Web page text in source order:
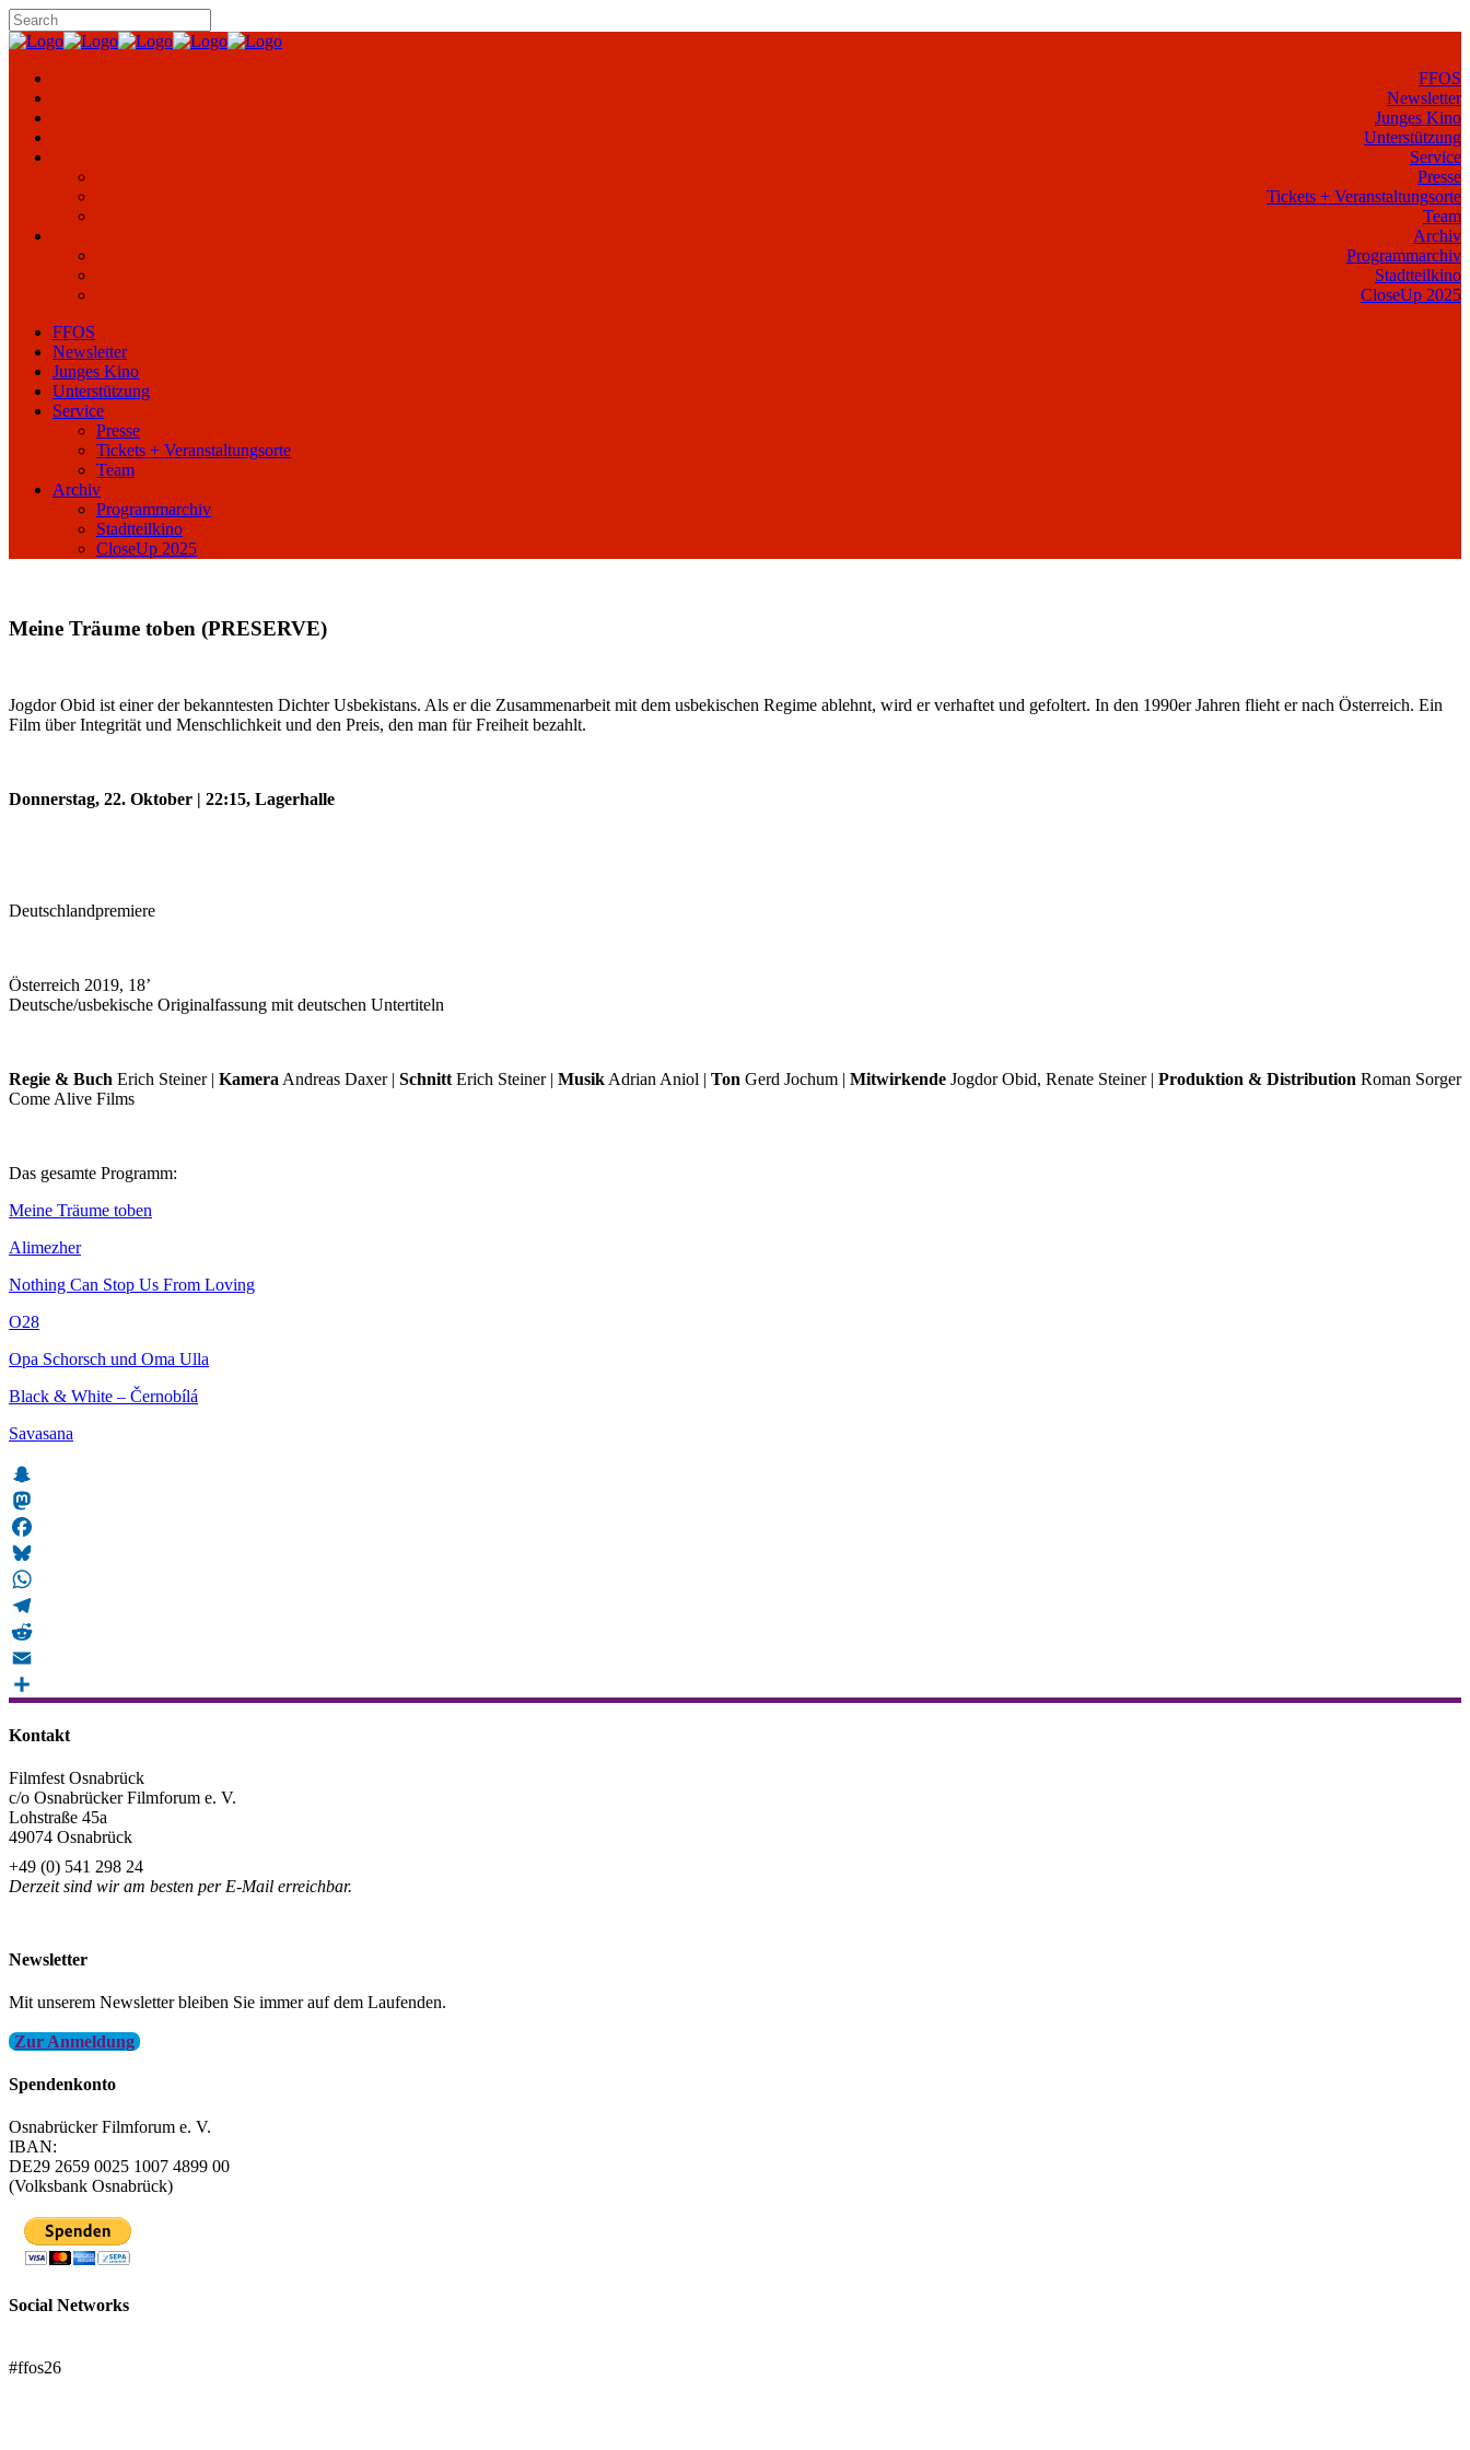
FFOS
Newsletter
Junges Kino
Unterstützung
Service
Presse
Tickets + Veranstaltungsorte
Team
Archiv
Programmarchiv
Stadtteilkino
CloseUp 2025
FFOS
Newsletter
Junges Kino
Unterstützung
Service
Presse
Tickets + Veranstaltungsorte
Team
Archiv
Programmarchiv
Stadtteilkino
CloseUp 2025
Meine Träume toben (PRESERVE)
Jogdor Obid ist einer der bekanntesten Dichter Usbekistans. Als er die Zusammenarbeit mit dem usbekischen Regime ablehnt, wird er verhaftet und gefoltert. In den 1990er Jahren flieht er nach Österreich. Ein
Film über Integrität und Menschlichkeit und den Preis, den man für Freiheit bezahlt.
Donnerstag, 22. Oktober | 22:15, Lagerhalle
Deutschlandpremiere
Österreich 2019, 18’
Deutsche/usbekische Originalfassung mit deutschen Untertiteln
Regie & Buch Erich Steiner | Kamera Andreas Daxer | Schnitt Erich Steiner | Musik Adrian Aniol | Ton Gerd Jochum | Mitwirkende Jogdor Obid, Renate Steiner | Produktion & Distribution Roman Sorger
Come Alive Films
Das gesamte Programm:
Meine Träume toben
Alimezher
Nothing Can Stop Us From Loving
O28
Opa Schorsch und Oma Ulla
Black & White – Černobílá
Savasana
Snapchat
Mastodon
Facebook
Bluesky
WhatsApp
Telegram
Reddit
Email
Kontakt
Filmfest Osnabrück
c/o Osnabrücker Filmforum e. V.
Lohstraße 45a
49074 Osnabrück
+49 (0) 541 298 24
Derzeit sind wir am besten per E-Mail erreichbar.
Newsletter
Mit unserem Newsletter bleiben Sie immer auf dem Laufenden.
Zur Anmeldung
Spendenkonto
Osnabrücker Filmforum e. V.
IBAN:
DE29 2659 0025 1007 4899 00
(Volksbank Osnabrück)
Social Networks
#ffos26